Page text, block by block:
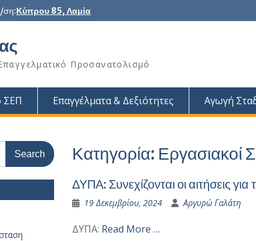
ση:Κύπρου 85, Λαμία
Προσανατολισμό
ΣΕΠ Επαγγέλματα & Δεξιότητες Αγωγή
Κατηγορία: Εργασιακοί
ΔΥΠΑ: Συνεχίζονται οι αιτήσεις
19 Δεκεμβρίου, 2024 Αργυρώ Γαλάτη
ΔΥΠΑ: Read More …